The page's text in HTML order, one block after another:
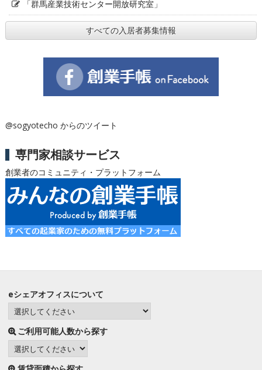
「群馬産業技術センター開放研究室」
すべての入居者募集情報
@sogyotecho からのツイート
専門家相談サービス
創業者のコミュニティ・プラットフォーム
eシェアオフィスについて
ご利用可能人数から探す